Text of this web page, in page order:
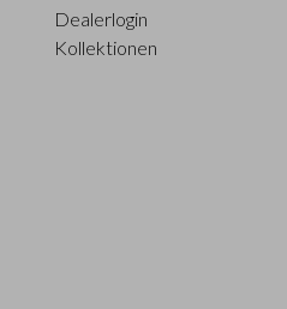
Dealerlogin
Kollektionen